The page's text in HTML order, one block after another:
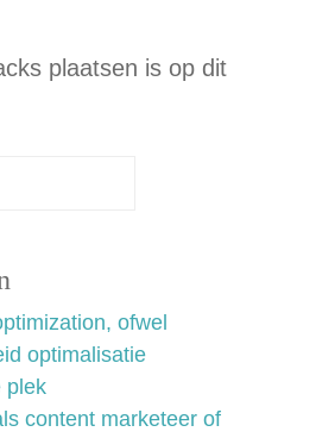
plaatsen is op dit
ofwel
optimalisatie
plek
content marketeer of